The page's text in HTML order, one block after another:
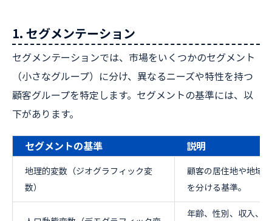
1. セグメンテーション
セグメンテーションでは、市場をいくつかのセグメント
（小さなグループ）に分け、異なるニーズや特性を持つ
顧客グループを特定します。セグメントの基準には、以
下があります。
セグメントの基準 説明
地理的変数（ジオグラフィック変
数）
顧客の居住地や地域
を分ける基準。
年齢、性別、収入、